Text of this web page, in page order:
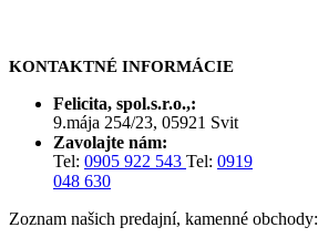
KONTAKTNÉ INFORMÁCIE
Felicita, spol.s.r.o.,:
9.mája 254/23, 05921 Svit
Zavolajte nám:
Tel: 0905 922 543 Tel: 0919
048 630
Zoznam našich predajní, kamenné obchody: